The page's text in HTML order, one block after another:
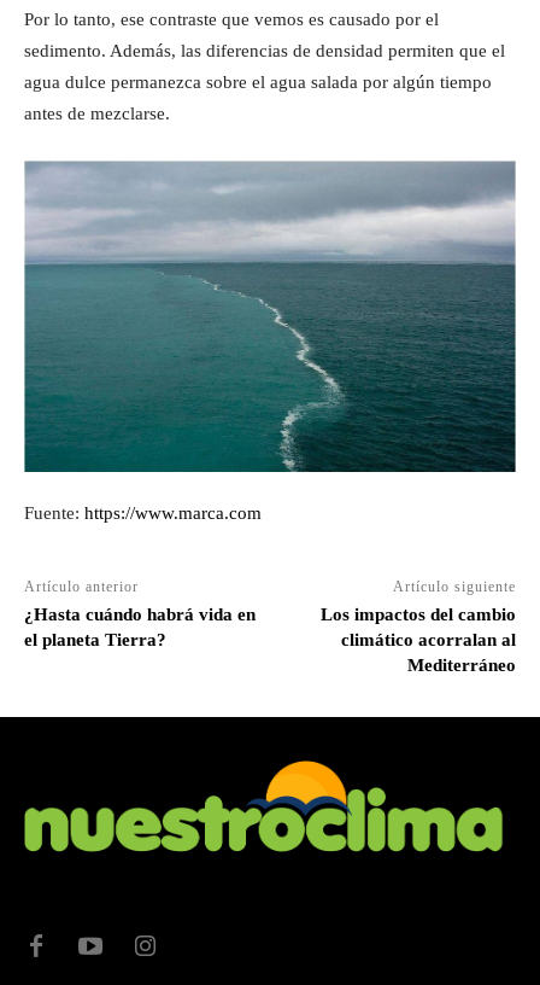
Por lo tanto, ese contraste que vemos es causado por el
sedimento. Además, las diferencias de densidad permiten que el
agua dulce permanezca sobre el agua salada por algún tiempo
antes de mezclarse.
Fuente: https://www.marca.com
Artículo anterior
¿Hasta cuándo habrá vida en
el planeta Tierra?
Artículo siguiente
Los impactos del cambio
climático acorralan al
Mediterráneo